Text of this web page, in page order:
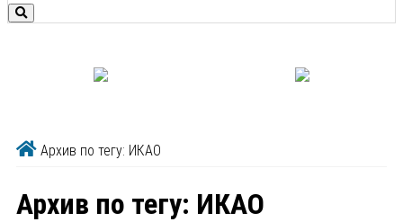
Архив по тегу: ИКАО
Архив по тегу: ИКАО